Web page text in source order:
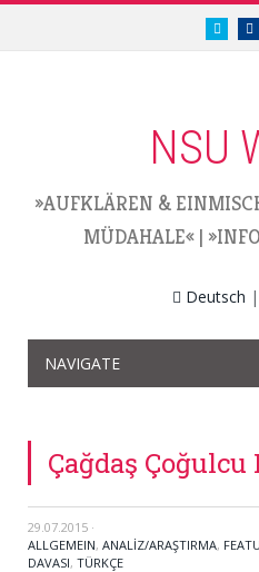
NSU
»AUFKLÄREN &
MÜDAHALE« |
Deutsch |
NAVIGATE
Çağdaş
29.07.2015 ·
ALLGEMEIN, ANALİZ/ARAŞTIRMA,
DAVASI, TÜRKÇE